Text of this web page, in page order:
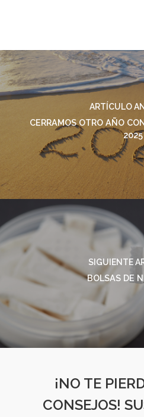
ARTÍCULO
CERRAMOS OTRO AÑO
2025
SIGUIENTE
BOLSAS DE
¡NO TE
CONSEJOS!